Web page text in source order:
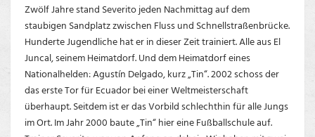
Zwölf Jahre stand Severito jeden Nachmittag auf dem
staubigen Sandplatz zwischen Fluss und Schnellstraßenbrücke.
Hunderte Jugendliche hat er in dieser Zeit trainiert. Alle aus El
Juncal, seinem Heimatdorf. Und dem Heimatdorf eines
Nationalhelden: Agustín Delgado, kurz „Tin“. 2002 schoss der
das erste Tor für Ecuador bei einer Weltmeisterschaft
überhaupt. Seitdem ist er das Vorbild schlechthin für alle Jungs
im Ort. Im Jahr 2000 baute „Tin“ hier eine Fußballschule auf.